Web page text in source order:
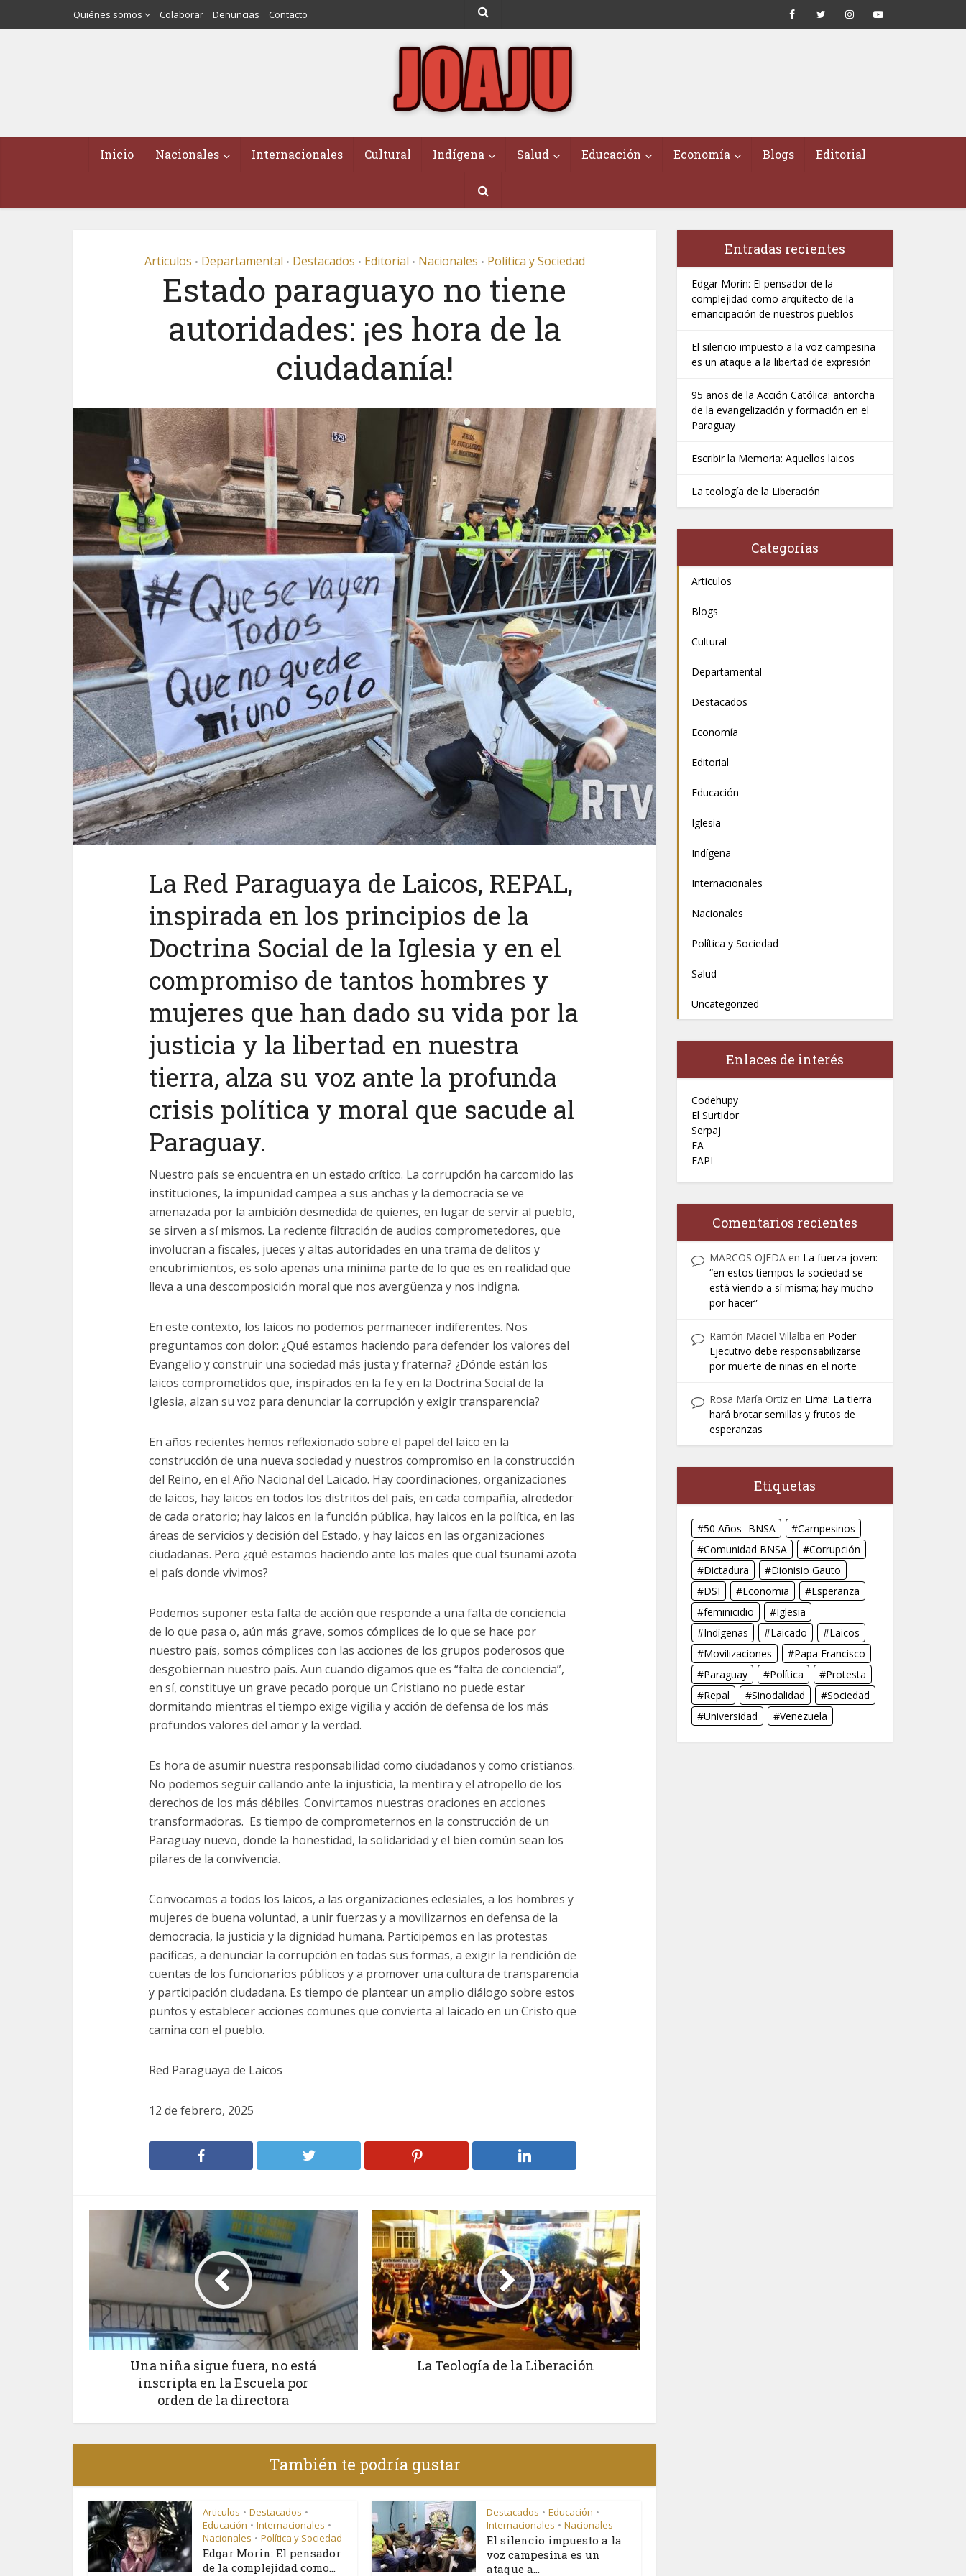
Quiénes somos Colaborar Denuncias Contacto
Inicio Nacionales Internacionales Cultural Indígena Salud Educación Economía Blogs Editorial
Articulos • Departamental • Destacados • Editorial • Nacionales • Política y Sociedad
Estado paraguayo no tiene
autoridades: ¡es hora de la
ciudadanía!
La Red Paraguaya de Laicos, REPAL,
inspirada en los principios de la
Doctrina Social de la Iglesia y en el
compromiso de tantos hombres y
mujeres que han dado su vida por la
justicia y la libertad en nuestra
tierra, alza su voz ante la profunda
crisis política y moral que sacude al
Paraguay.
Nuestro país se encuentra en un estado crítico. La corrupción ha carcomido las
instituciones, la impunidad campea a sus anchas y la democracia se ve
amenazada por la ambición desmedida de quienes, en lugar de servir al pueblo,
se sirven a sí mismos. La reciente filtración de audios comprometedores, que
involucran a fiscales, jueces y altas autoridades en una trama de delitos y
encubrimientos, es solo apenas una mínima parte de lo que es en realidad que
lleva a una descomposición moral que nos avergüenza y nos indigna.
En este contexto, los laicos no podemos permanecer indiferentes. Nos
preguntamos con dolor: ¿Qué estamos haciendo para defender los valores del
Evangelio y construir una sociedad más justa y fraterna? ¿Dónde están los
laicos comprometidos que, inspirados en la fe y en la Doctrina Social de la
Iglesia, alzan su voz para denunciar la corrupción y exigir transparencia?
En años recientes hemos reflexionado sobre el papel del laico en la
construcción de una nueva sociedad y nuestros compromiso en la construcción
del Reino, en el Año Nacional del Laicado. Hay coordinaciones, organizaciones
de laicos, hay laicos en todos los distritos del país, en cada compañía, alrededor
de cada oratorio; hay laicos en la función pública, hay laicos en la política, en las
áreas de servicios y decisión del Estado, y hay laicos en las organizaciones
ciudadanas. Pero ¿qué estamos haciendo ante los males que cual tsunami azota
el país donde vivimos?
Podemos suponer esta falta de acción que responde a una falta de conciencia
de lo que pasa o, aún más grave, somos cómplices de lo que se hace por
nuestro país, somos cómplices con las acciones de los grupos poderosos que
desgobiernan nuestro país. Aun cuando digamos que es “falta de conciencia”,
en sí, constituye un grave pecado porque un Cristiano no puede estar
dormitando mientras el tiempo exige vigilia y acción de defensa de los más
profundos valores del amor y la verdad.
Es hora de asumir nuestra responsabilidad como ciudadanos y como cristianos.
No podemos seguir callando ante la injusticia, la mentira y el atropello de los
derechos de los más débiles. Convirtamos nuestras oraciones en acciones
transformadoras. Es tiempo de comprometernos en la construcción de un
Paraguay nuevo, donde la honestidad, la solidaridad y el bien común sean los
pilares de la convivencia.
Convocamos a todos los laicos, a las organizaciones eclesiales, a los hombres y
mujeres de buena voluntad, a unir fuerzas y a movilizarnos en defensa de la
democracia, la justicia y la dignidad humana. Participemos en las protestas
pacíficas, a denunciar la corrupción en todas sus formas, a exigir la rendición de
cuentas de los funcionarios públicos y a promover una cultura de transparencia
y participación ciudadana. Es tiempo de plantear un amplio diálogo sobre estos
puntos y establecer acciones comunes que convierta al laicado en un Cristo que
camina con el pueblo.
Red Paraguaya de Laicos
12 de febrero, 2025
Una niña sigue fuera, no está
inscripta en la Escuela por
orden de la directora
La Teología de la Liberación
También te podría gustar
Articulos • Destacados •
Educación • Internacionales •
Nacionales • Política y Sociedad
Edgar Morin: El pensador
de la complejidad como...
Destacados • Educación •
Internacionales • Nacionales
El silencio impuesto a la
voz campesina es un
ataque a...
Entradas recientes
Edgar Morin: El pensador de la
complejidad como arquitecto de la
emancipación de nuestros pueblos
El silencio impuesto a la voz campesina
es un ataque a la libertad de expresión
95 años de la Acción Católica: antorcha
de la evangelización y formación en el
Paraguay
Escribir la Memoria: Aquellos laicos
La teología de la Liberación
Categorías
Articulos
Blogs
Cultural
Departamental
Destacados
Economía
Editorial
Educación
Iglesia
Indígena
Internacionales
Nacionales
Política y Sociedad
Salud
Uncategorized
Enlaces de interés
Codehupy
El Surtidor
Serpaj
EA
FAPI
Comentarios recientes
MARCOS OJEDA en La fuerza joven:
“en estos tiempos la sociedad se
está viendo a sí misma; hay mucho
por hacer”
Ramón Maciel Villalba en Poder
Ejecutivo debe responsabilizarse
por muerte de niñas en el norte
Rosa María Ortiz en Lima: La tierra
hará brotar semillas y frutos de
esperanzas
Etiquetas
50 Años -BNSA
Campesinos
Comunidad BNSA
Corrupción
Dictadura
Dionisio Gauto
DSI
Economia
Esperanza
feminicidio
Iglesia
Indígenas
Laicado
Laicos
Movilizaciones
Papa Francisco
Paraguay
Política
Protesta
Repal
Sinodalidad
Sociedad
Universidad
Venezuela